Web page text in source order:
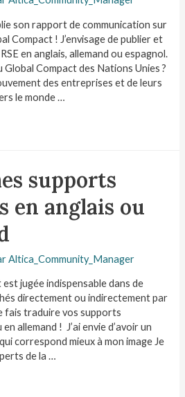
son rapport de communication sur
Compact ! J’envisage de publier et
en anglais, allemand ou espagnol.
Global Compact des Nations Unies ?
des entreprises et de leurs
le monde …
supports
en anglais ou
Altica_Community_Manager
jugée indispensable dans de
directement ou indirectement par
fais traduire vos supports
allemand ! J’ai envie d’avoir un
correspond mieux à mon image Je
de la …